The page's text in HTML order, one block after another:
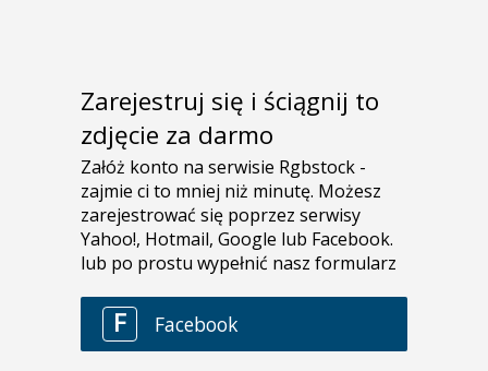
Zarejestruj się i ściągnij to
zdjęcie za darmo